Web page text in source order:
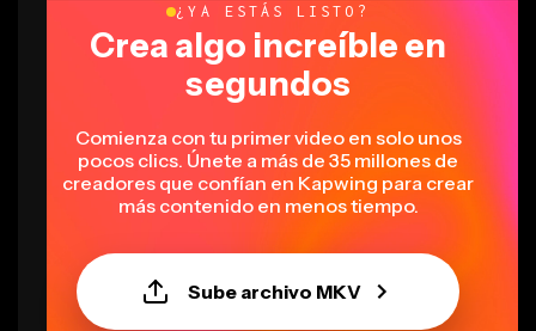
¿YA ESTÁS LISTO?
Crea algo increíble en
segundos
Comienza con tu primer video en solo unos
pocos clics. Únete a más de 35 millones de
creadores que confían en Kapwing para crear
más contenido en menos tiempo.
Sube archivo MKV